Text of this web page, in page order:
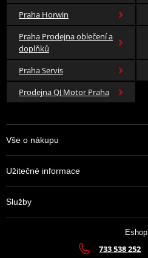
Praha Horwin
Praha Prodejna oblečení a
doplňků
Praha Servis
Prodejna QJ Motor Praha
Vše o nákupu
Užitečné informace
Služby
Eshop
733 538 252